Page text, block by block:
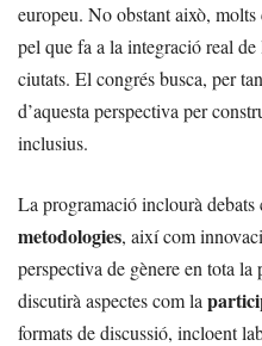
europeu. No obstant això,
pel que fa a la integració real
ciutats. El congrés busca, per
d’aquesta perspectiva per
inclusius.
La programació inclourà debats
metodologies, així com
perspectiva de gènere en tota
discutirà aspectes com la
formats de discussió, incloent